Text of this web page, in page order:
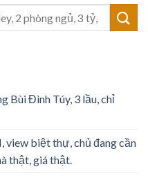
Bùi Đình Túy, 3 lầu, chỉ
view biệt thự, chủ đang cần
thật, giá thật.